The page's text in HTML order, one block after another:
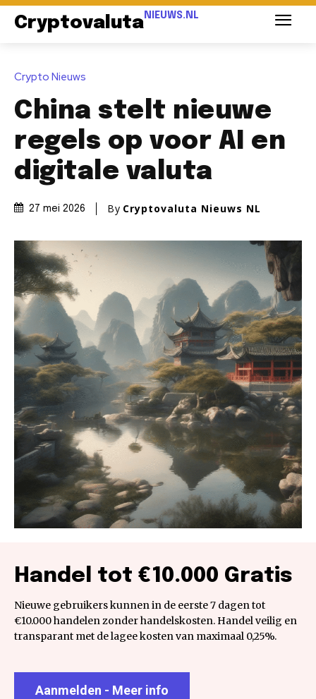
Cryptovaluta NIEUWS.NL
Crypto Nieuws
China stelt nieuwe
regels op voor AI en
digitale valuta
27 mei 2026 By Cryptovaluta Nieuws NL
Handel tot €10.000 Gratis
Nieuwe gebruikers kunnen in de eerste 7 dagen tot
€10.000 handelen zonder handelskosten. Handel veilig en
transparant met de lagee kosten van maximaal 0,25%.
Aanmelden - Meer info